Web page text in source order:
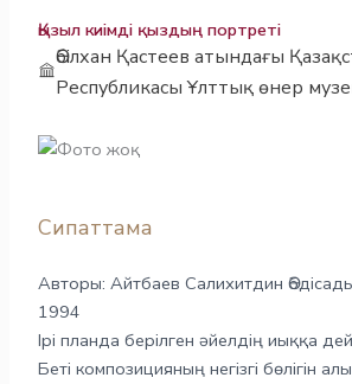
Қызыл киімді қыздың портреті
Әбілхан Қастеев атындағы
Республикасы Ұлттық өнер
Сипаттама
Авторы: Айтбаев Салихитдин
1994
Ірі планда берілген әйелдің иыққа
Беті композицияның негізгі бөлігін